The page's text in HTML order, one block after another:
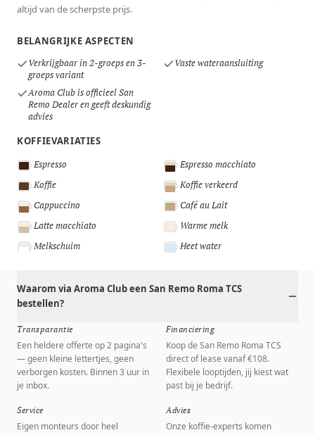
altijd van de scherpste prijs.
BELANGRIJKE ASPECTEN
Verkrijgbaar in 2-groeps en 3-
groeps variant
Vaste wateraansluiting
Aroma Club is officieel San
Remo Dealer en geeft deskundig
advies
KOFFIEVARIATIES
Espresso
Espresso macchiato
Koffie
Koffie verkeerd
Cappuccino
Café au Lait
Latte macchiato
Warme melk
Melkschuim
Heet water
Waarom via Aroma Club een San Remo Roma TCS
bestellen?
Transparantie
Een heldere offerte op 2 pagina's
— geen kleine lettertjes, geen
verborgen kosten. Binnen 3 uur in
je inbox.
Financiering
Koop de San Remo Roma TCS
direct of lease vanaf €108.
Flexibele looptijden, jij kiest wat
past bij je bedrijf.
Service
Eigen monteurs door heel
Advies
Onze koffie-experts komen